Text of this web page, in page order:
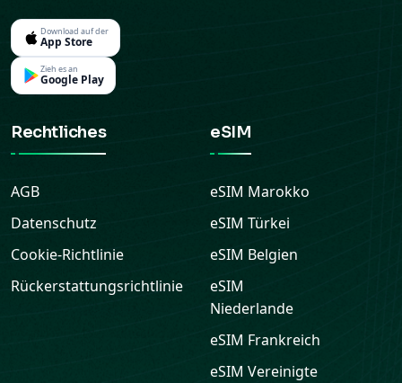
Download auf der
App Store
Zieh es an
Google Play
Rechtliches
AGB
Datenschutz
Cookie-Richtlinie
Rückerstattungsrichtlinie
eSIM
eSIM Marokko
eSIM Türkei
eSIM Belgien
eSIM
Niederlande
eSIM Frankreich
eSIM Vereinigte